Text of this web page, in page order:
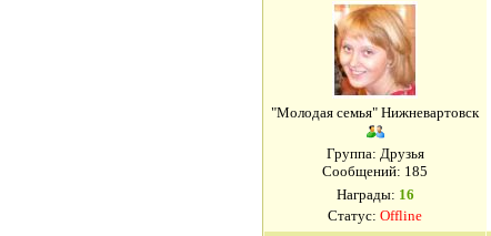
"Молодая семья" Нижневартовск
Группа: Друзья
Сообщений: 185
Награды: 16
Статус: Offline